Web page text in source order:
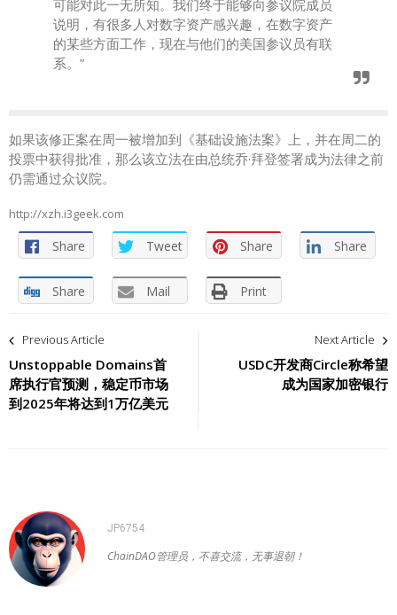
可能对此一无所知。我们终于能够向参议院成员
说明，有很多人对数字资产感兴趣，在数字资产
的某些方面工作，现在与他们的美国参议员有联
系。”
如果该修正案在周一被增加到《基础设施法案》上，并在周二的
投票中获得批准，那么该立法在由总统乔·拜登签署成为法律之前
仍需通过众议院。
http://xzh.i3geek.com
Share Tweet Share Share
Share Mail Print
文
章
导
Previous Article
Unstoppable Domains首
席执行官预测，稳定币市场
到2025年将达到1万亿美元
Next Article
USDC开发商Circle称希望
成为国家加密银行
JP6754
ChainDAO管理员，不喜交流，无事退朝！